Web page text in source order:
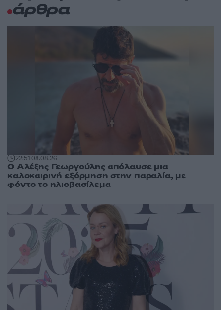
άρθρα
22:5108.08.26
Ο Αλέξης Γεωργούλης απόλαυσε μια
καλοκαιρινή εξόρμηση στην παραλία, με
φόντο το ηλιοβασίλεμα